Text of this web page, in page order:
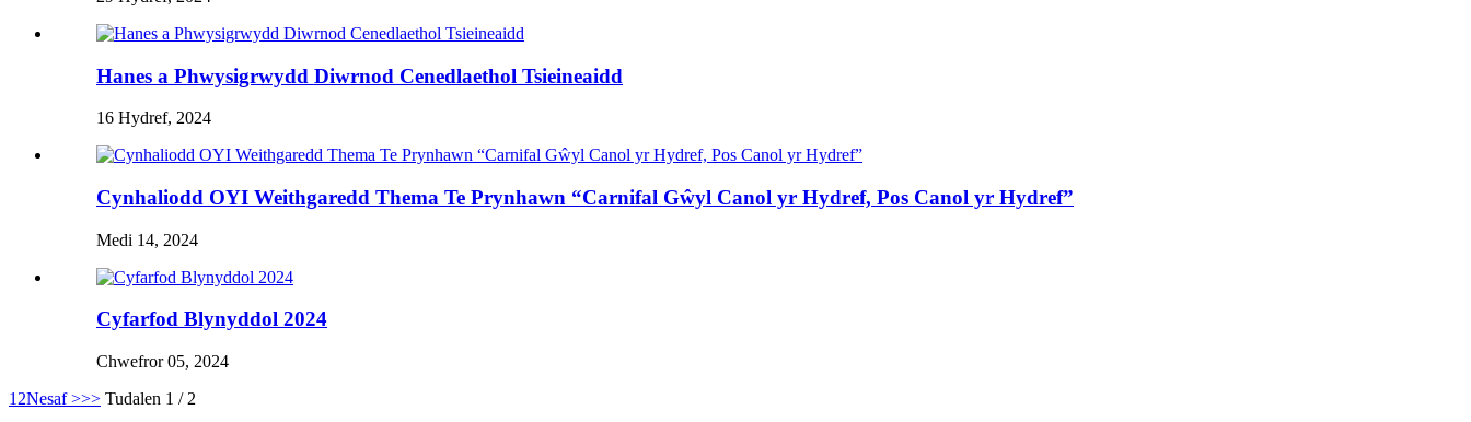
Hanes a Phwysigrwydd Diwrnod Cenedlaethol Tsieineaidd
16 Hydref, 2024
Cynhaliodd OYI Weithgaredd Thema Te Prynhawn “Carnifal Gŵyl Canol yr Hydref, Pos Canol yr Hydref”
Medi 14, 2024
Cyfarfod Blynyddol 2024
Chwefror 05, 2024
1 2Nesaf >>> Tudalen 1 / 2